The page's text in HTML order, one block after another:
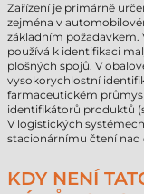
Zařízení je primárně
zejména v
základním
používá k identifikaci
plošných spojů. V
vysokorychlostní
farmaceutickém
identifikátorů produktů
V logistických
stacionárnímu čtení nad
KDY NENÍ